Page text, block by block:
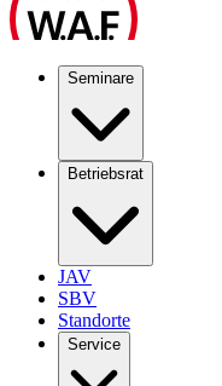
Seminare
Betriebsrat
JAV
SBV
Standorte
Service